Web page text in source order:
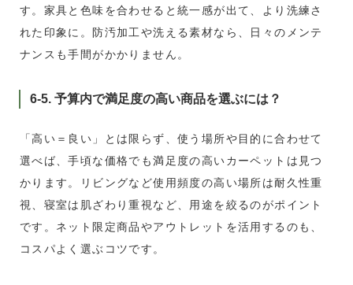
す。家具と色味を合わせると統一感が出て、より洗練さ
れた印象に。防汚加工や洗える素材なら、日々のメンテ
ナンスも手間がかかりません。
6-5. 予算内で満足度の高い商品を選ぶには？
「高い＝良い」とは限らず、使う場所や目的に合わせて
選べば、手頃な価格でも満足度の高いカーペットは見つ
かります。リビングなど使用頻度の高い場所は耐久性重
視、寝室は肌ざわり重視など、用途を絞るのがポイント
です。ネット限定商品やアウトレットを活用するのも、
コスパよく選ぶコツです。